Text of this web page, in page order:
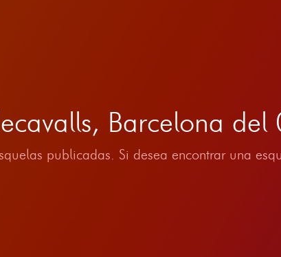
Barcelona
publicadas. Si desea encontrar una